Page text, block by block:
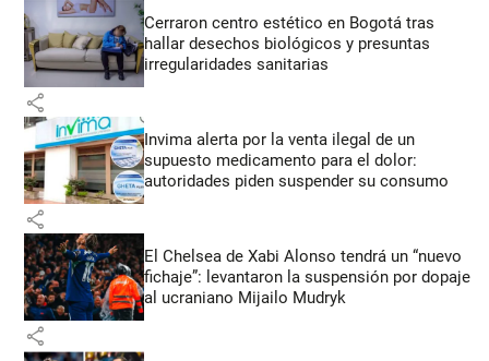
Cerraron centro estético en Bogotá tras
hallar desechos biológicos y presuntas
irregularidades sanitarias
share
Invima alerta por la venta ilegal de un
supuesto medicamento para el dolor:
autoridades piden suspender su consumo
share
El Chelsea de Xabi Alonso tendrá un “nuevo
fichaje”: levantaron la suspensión por dopaje
al ucraniano Mijailo Mudryk
share